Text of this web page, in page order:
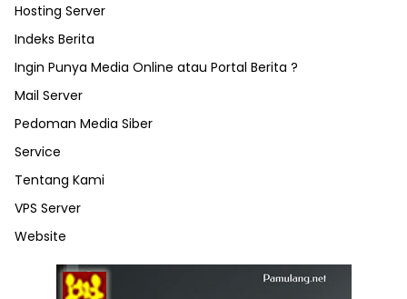
Hosting Server
Indeks Berita
Ingin Punya Media Online atau Portal Berita ?
Mail Server
Pedoman Media Siber
Service
Tentang Kami
VPS Server
Website